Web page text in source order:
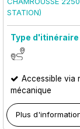
STATION)
Type d'itinéraire
Accessible via
mécanique
Plus